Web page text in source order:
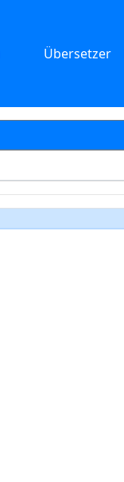
Übersetzer